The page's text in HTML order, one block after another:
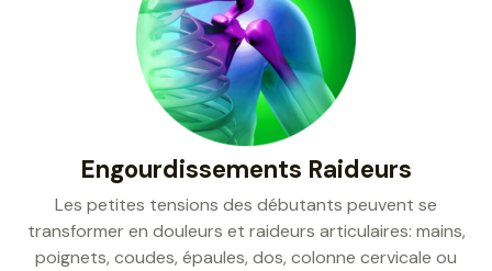
Engourdissements Raideurs
Les petites tensions des débutants peuvent se
transformer en douleurs et raideurs articulaires: mains,
poignets, coudes, épaules, dos, colonne cervicale ou